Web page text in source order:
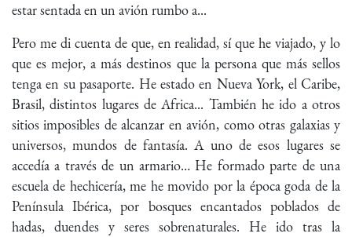
estar sentada en un avión rumbo a...
Pero me di cuenta de que, en realidad, sí que he viajado, y lo
que es mejor, a más destinos que la persona que más sellos
tenga en su pasaporte. He estado en Nueva York, el Caribe,
Brasil, distintos lugares de Africa... También he ido a otros
sitios imposibles de alcanzar en avión, como otras galaxias y
universos, mundos de fantasía. A uno de esos lugares se
accedía a través de un armario… He formado parte de una
escuela de hechicería, me he movido por la época goda de la
Península Ibérica, por bosques encantados poblados de
hadas, duendes y seres sobrenaturales. He ido tras la